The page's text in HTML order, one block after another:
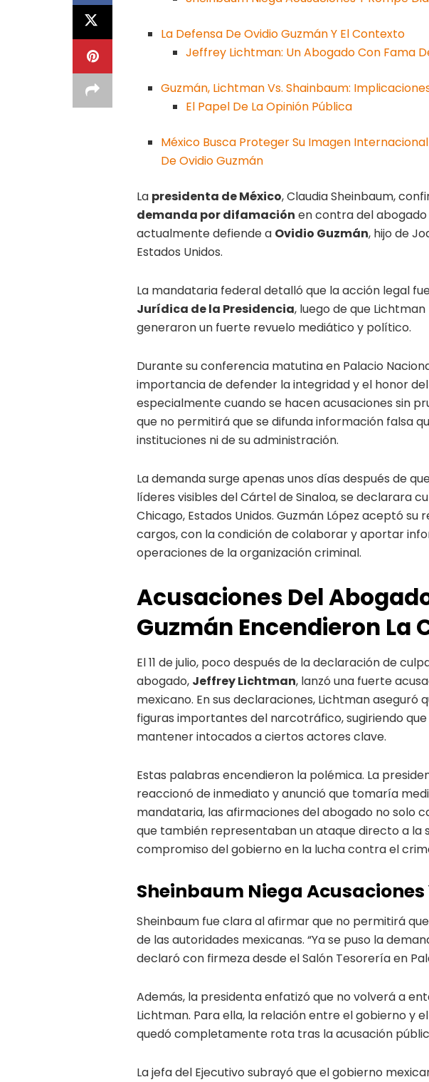
La Defensa De Ovidio Guzmán Y El Contexto
Jeffrey Lichtman: Un Abogado Con Fama
Guzmán, Lichtman Vs. Shainbaum:
El Papel De La Opinión Pública
México Busca Proteger Su Imagen
De Ovidio Guzmán
La presidenta de México, Claudia Sheinbaum,
demanda por difamación en contra del abogado
actualmente defiende a Ovidio Guzmán, hijo de
Estados Unidos.
La mandataria federal detalló que la acción legal
Jurídica de la Presidencia, luego de que
generaron un fuerte revuelo mediático y político.
Durante su conferencia matutina en Palacio
importancia de defender la integridad y el honor
especialmente cuando se hacen acusaciones sin
que no permitirá que se difunda información falsa
instituciones ni de su administración.
La demanda surge apenas unos días después de
líderes visibles del Cártel de Sinaloa, se declarara
Chicago, Estados Unidos. Guzmán López aceptó su
cargos, con la condición de colaborar y aportar
operaciones de la organización criminal.
Acusaciones Del
Guzmán Encendieron La
El 11 de julio, poco después de la declaración de
abogado, Jeffrey Lichtman, lanzó una fuerte
mexicano. En sus declaraciones, Lichtman aseguró
figuras importantes del narcotráfico, sugiriendo
mantener intocados a ciertos actores clave.
Estas palabras encendieron la polémica. La
reaccionó de inmediato y anunció que tomaría
mandataria, las afirmaciones del abogado no solo
que también representaban un ataque directo a la
compromiso del gobierno en la lucha contra el
Sheinbaum Niega Acusaciones
Sheinbaum fue clara al afirmar que no permitirá
de las autoridades mexicanas. “Ya se puso la
declaró con firmeza desde el Salón Tesorería en
Además, la presidenta enfatizó que no volverá a
Lichtman. Para ella, la relación entre el gobierno y
quedó completamente rota tras la acusación
La jefa del Ejecutivo subrayó que el gobierno